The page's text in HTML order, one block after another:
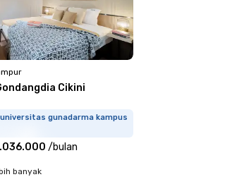
Cikini
gunadarma kampus
/bulan
banyak